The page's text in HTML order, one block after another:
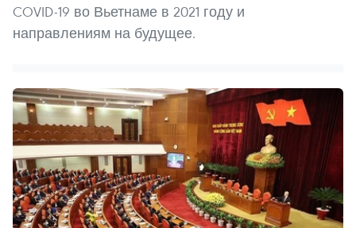
COVID-19 во Вьетнаме в 2021 году и
направлениям на будущее.